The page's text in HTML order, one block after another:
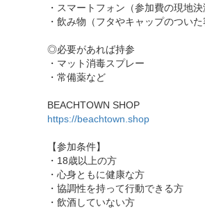
・スマートフォン（参加費の現地決
・飲み物（フタやキャップのついた
◎必要があれば持参
・マット消毒スプレー
・常備薬など
BEACHTOWN SHOP
https://beachtown.shop
【参加条件】
・18歳以上の方
・心身ともに健康な方
・協調性を持って行動できる方
・飲酒していない方